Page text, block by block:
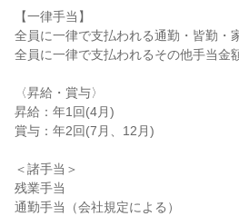
【一律手当】
全員に一律で支払われる通勤・皆勤・
全員に一律で支払われるその他手当金
〈昇給・賞与〉
昇給：年1回(4月)
賞与：年2回(7月、12月)
＜諸手当＞
残業手当
通勤手当（会社規定による）